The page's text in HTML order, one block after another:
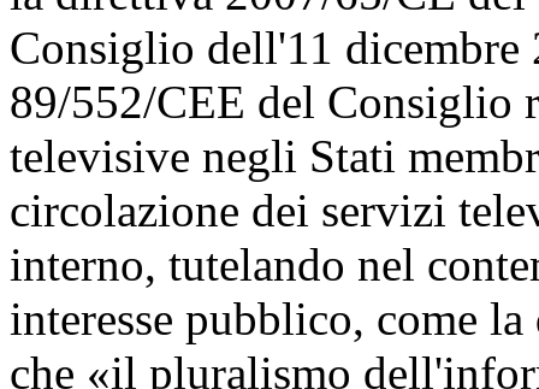
Consiglio dell'11
89/552/CEE del Consiglio
televisive negli Stati
circolazione dei servizi
interno, tutelando nel
interesse pubblico, come
che «il pluralismo